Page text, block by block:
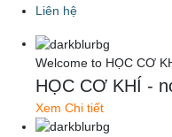
Liên hệ
Welcome to HỌC CƠ
HỌC CƠ KHÍ -
Xem Chi tiết